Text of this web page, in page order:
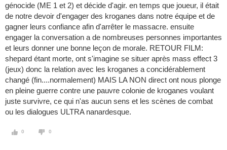
génocide (ME 1 et 2) et décide d'agir. en temps que joueur, il était
de notre devoir d'engager des kroganes dans notre équipe et de
gagner leurs confiance afin d'arrêter le massacre. ensuite
engager la conversation a de nombreuses personnes importantes
et leurs donner une bonne leçon de morale. RETOUR FILM:
shepard étant morte, ont s'imagine se situer après mass effect 3
(jeux) donc la relation avec les kroganes a concidérablement
changé (fin....normalement) MAIS LA NON direct ont nous plonge
en pleine guerre contre une pauvre colonie de kroganes voulant
juste survivre, ce qui n'as aucun sens et les scènes de combat
ou les dialogues ULTRA nanardesque.
0 0